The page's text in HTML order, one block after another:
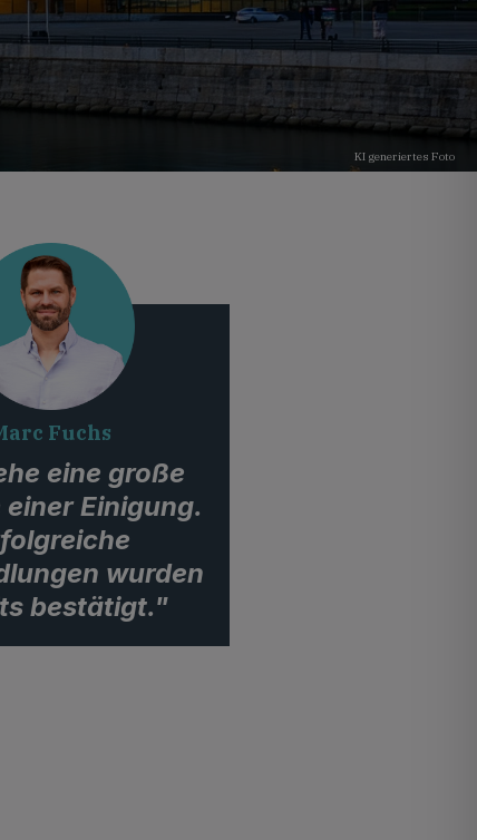
KI generiertes Foto
Fuchs
eine große
Einigung.
wurden
bestätigt."